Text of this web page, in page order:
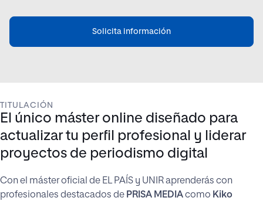
Solicita información
TITULACIÓN
El único máster online diseñado para
actualizar tu perfil profesional y liderar
proyectos de periodismo digital
Con el máster oficial de EL PAÍS y UNIR aprenderás con
profesionales destacados de PRISA MEDIAcomo Kiko